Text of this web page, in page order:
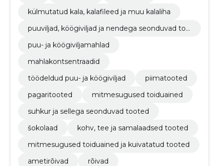
külmutatud kala, kalafileed ja muu kalaliha
puuviljad, köögiviljad ja nendega seonduvad too
puu- ja köögiviljamahlad
mahlakontsentraadid
töödeldud puu- ja köögiviljad
piimatooted
pagaritooted
mitmesugused toiduained
suhkur ja sellega seonduvad tooted
šokolaad
kohv, tee ja samalaadsed tooted
mitmesugused toiduained ja kuivatatud tooted
ametirõivad
rõivad